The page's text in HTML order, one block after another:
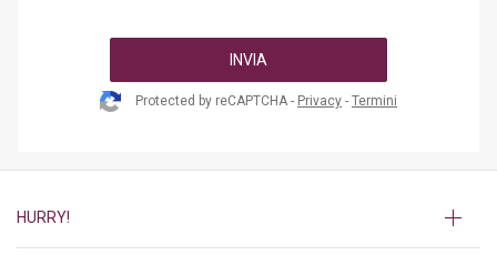
INVIA
Protected by reCAPTCHA - Privacy - Termini
HURRY!